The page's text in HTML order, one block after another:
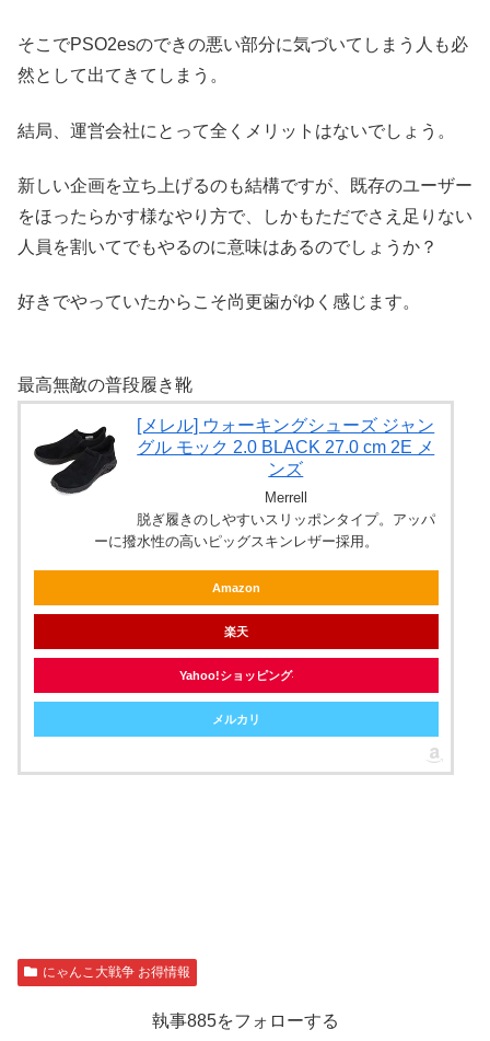
そこでPSO2esのできの悪い部分に気づいてしまう人も必
然として出てきてしまう。
結局、運営会社にとって全くメリットはないでしょう。
新しい企画を立ち上げるのも結構ですが、既存のユーザー
をほったらかす様なやり方で、しかもただでさえ足りない
人員を割いてでもやるのに意味はあるのでしょうか？
好きでやっていたからこそ尚更歯がゆく感じます。
最高無敵の普段履き靴
[メレル] ウォーキングシューズ ジャン
グル モック 2.0 BLACK 27.0 cm 2E メ
ンズ
Merrell
脱ぎ履きのしやすいスリッポンタイプ。アッパ
ーに撥水性の高いピッグスキンレザー採用。
Amazon
楽天
Yahoo!ショッピング
メルカリ
にゃんこ大戦争 お得情報
執事885をフォローする